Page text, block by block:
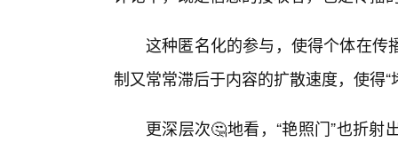
这种匿名化的参与，使得个体在传
制又常常滞后于内容的扩散速度，使得
更深层次🤔地看，“艳照门”也折